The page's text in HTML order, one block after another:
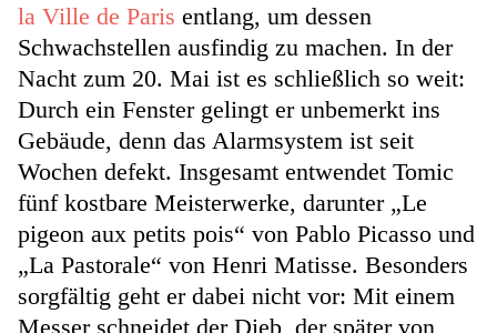
la Ville de Paris entlang, um dessen
Schwachstellen ausfindig zu machen. In der
Nacht zum 20. Mai ist es schließlich so weit:
Durch ein Fenster gelingt er unbemerkt ins
Gebäude, denn das Alarmsystem ist seit
Wochen defekt. Insgesamt entwendet Tomic
fünf kostbare Meisterwerke, darunter „Le
pigeon aux petits pois“ von Pablo Picasso und
„La Pastorale“ von Henri Matisse. Besonders
sorgfältig geht er dabei nicht vor: Mit einem
Messer schneidet der Dieb, der später von